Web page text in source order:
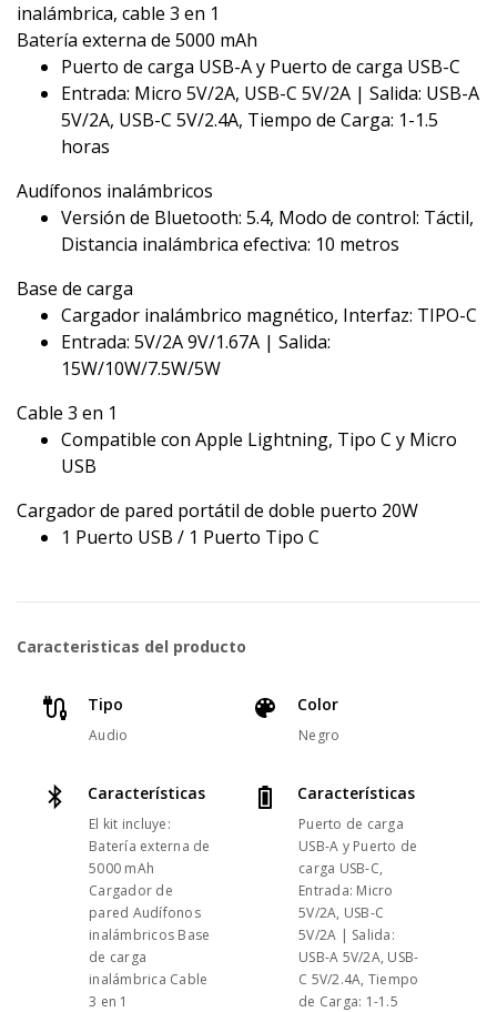
inalámbrica, cable 3 en 1
Batería externa de 5000 mAh
Puerto de carga USB-A y Puerto de carga USB-C
Entrada: Micro 5V/2A, USB-C 5V/2A | Salida: USB-A
5V/2A, USB-C 5V/2.4A, Tiempo de Carga: 1-1.5
horas
Audífonos inalámbricos
Versión de Bluetooth: 5.4, Modo de control: Táctil,
Distancia inalámbrica efectiva: 10 metros
Base de carga
Cargador inalámbrico magnético, Interfaz: TIPO-C
Entrada: 5V/2A 9V/1.67A | Salida:
15W/10W/7.5W/5W
Cable 3 en 1
Compatible con Apple Lightning, Tipo C y Micro
USB
Cargador de pared portátil de doble puerto 20W
1 Puerto USB / 1 Puerto Tipo C
Caracteristicas del producto
Tipo
Audio
Color
Negro
Características
El kit incluye:
Batería externa de
5000 mAh
Cargador de
pared Audífonos
inalámbricos Base
de carga
inalámbrica Cable
3 en 1
Características
Puerto de carga
USB-A y Puerto de
carga USB-C,
Entrada: Micro
5V/2A, USB-C
5V/2A | Salida:
USB-A 5V/2A, USB-
C 5V/2.4A, Tiempo
de Carga: 1-1.5